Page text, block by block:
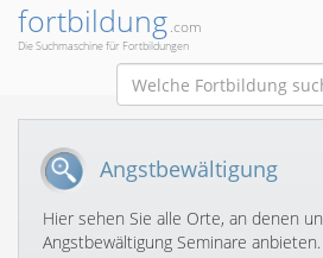
fortbildung.com
Die Suchmaschine für Fortbildungen
Angstbewältigung
Hier sehen Sie alle Orte, an denen
Angstbewältigung Seminare